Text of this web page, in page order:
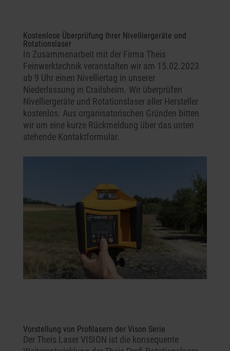
Kostenlose Überprüfung Ihrer Nivelliergeräte und
Rotationslaser
In Zusammenarbeit mit der Firma Theis
Feinwerktechnik veranstalten wir am 15.02.2023
ab 9 Uhr einen Nivelliertag in unserer
Niederlassung in Crailsheim. Wir überprüfen
Nivelliergeräte und Rotationslaser aller Hersteller
kostenlos. Aus organisatorischen Gründen bitten
wir um eine kurze Rückmeldung über das unten
stehende Kontaktformular.
Vorstellung von Profilasern der Vison Serie
Der Theis Laser VISION ist die konsequente